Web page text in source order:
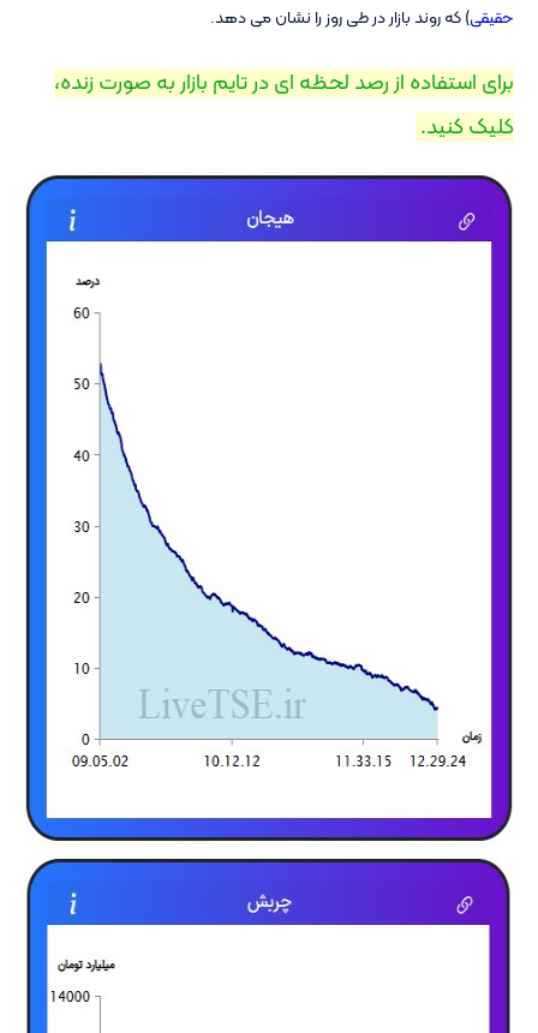
حقیقی) که روند بازار در طی روز را نشان می دهد.
برای استفاده از رصد لحظه ای در تایم بازار به صورت زنده،
کلیک کنید. ‌